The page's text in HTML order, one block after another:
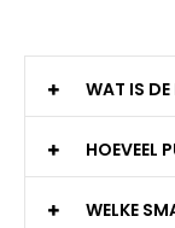
WAT IS
HOEVEEL
WELKE